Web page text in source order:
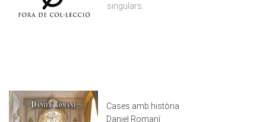
PREMIS
singulars.
Cases amb història
Daniel Romaní